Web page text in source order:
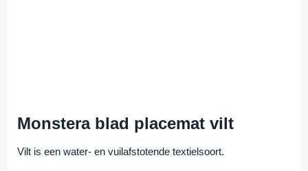
Monstera blad placemat vilt
Vilt is een water- en vuilafstotende textielsoort.